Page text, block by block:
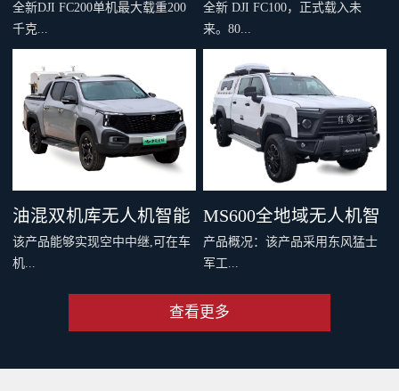
全新DJI FC200单机最大载重200
千克...
，四机协同最大载重 600 千克。
支持双电和四电两种模式，还可
灵活选择旗舰空吊和 DL200 吊运
系统。支持40公里O4图传，远距
对复杂环境。双PSDK接口，支持
更多负载拓展。Delivery App、大
疆司运、全新大疆运服App，多
全新 DJI FC100，正式载入未
来。80...
千克旗舰级载重，支持两种负载
系统，搭配丰富生态应用，重新
定义专业运载、突破更多场景界
限。智能安全系统与防护性能，
从容应对复杂场最全大候运输。
油混双机库无人机智能
巡检车（面议）
该产品能够实现空中中继,可在车
机...
机自动补能、无人机户外快速部
MS600全地域无人机智
能巡检作业车（面议）
产品概况：该产品采用东风猛士
军工...
集成车载无人机巡检软硬件系
查看更多